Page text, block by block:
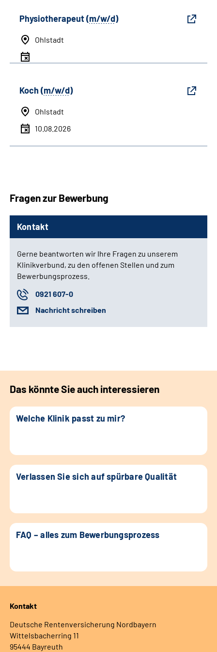
Physiotherapeut (m/w/d)
Ohlstadt
Koch (m/w/d)
Ohlstadt
10.08.2026
Fragen zur Bewerbung
Kontakt
Gerne beantworten wir Ihre Fragen zu unserem
Klinikverbund, zu den offenen Stellen und zum
Bewerbungsprozess.
0921 607-0
Nachricht schreiben
Das könnte Sie auch interessieren
Welche Klinik passt zu mir?
Verlassen Sie sich auf spürbare Qualität
FAQ – alles zum Bewerbungsprozess
Kontakt
Deutsche Rentenversicherung Nordbayern
Wittelsbacherring 11
95444 Bayreuth